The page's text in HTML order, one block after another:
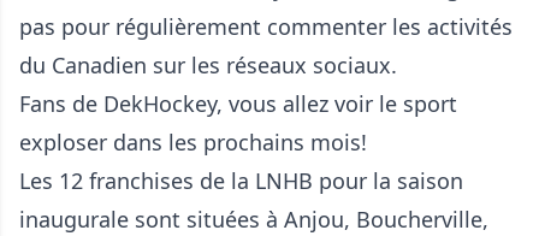
pas pour régulièrement commenter les activités
du Canadien sur les réseaux sociaux.
Fans de DekHockey, vous allez voir le sport
exploser dans les prochains mois!
Les 12 franchises de la LNHB pour la saison
inaugurale sont situées à Anjou, Boucherville,